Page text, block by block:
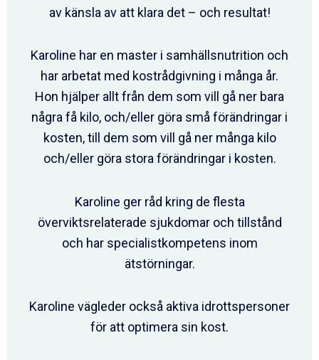
av känsla av att klara det – och resultat!
Karoline har en master i samhällsnutrition och
har arbetat med kostrådgivning i många år.
Hon hjälper allt från dem som vill gå ner bara
några få kilo, och/eller göra små förändringar i
kosten, till dem som vill gå ner många kilo
och/eller göra stora förändringar i kosten.
Karoline ger råd kring de flesta
överviktsrelaterade sjukdomar och tillstånd
och har specialistkompetens inom
ätstörningar.
Karoline vägleder också aktiva idrottspersoner
för att optimera sin kost.